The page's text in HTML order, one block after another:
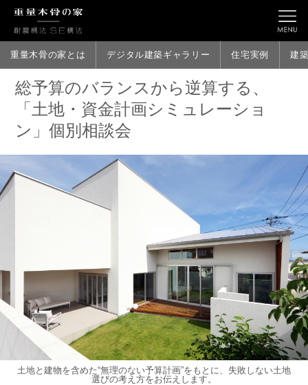
重量木骨の家とは デジタル建築ギャラリー 住宅実例 建
総予算のバランスから逆算する、
「土地・資金計画シミュレーショ
ン」個別相談会
土地と建物を含めた“無理のない予算計画”をもとに、失敗しない土地
選びの考え方をお伝えします。